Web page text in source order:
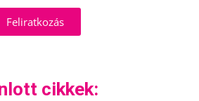
Feliratkozás
cikkek: